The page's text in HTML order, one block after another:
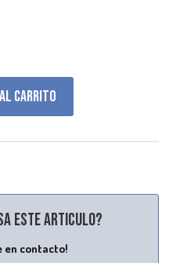
carrito
este articulo?
en contacto!